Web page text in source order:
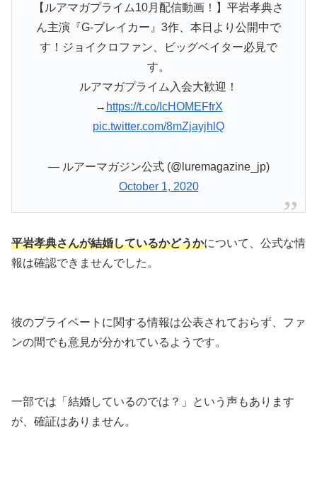
【ルアマガプライム10月配信動画！】平岩孝典さ
ん主演『G-ブレイカー』3作、本日より公開中で
す！ジョイクロファン、ビッグベイター必見で
す。
ルアマガプライム入会大歓迎！
→ https://t.co/IcHOMEFfrX
pic.twitter.com/8mZjayjhlQ
— ルアーマガジン公式 (@luremagazine_jp)
October 1, 2020
平岩孝典さんが結婚しているかどうかについて、公式な情
報は確認できませんでした。
彼のプライベートに関する情報は公表されておらず、ファ
ンの間でも意見が分かれているようです。
一部では「結婚しているのでは？」という声もあります
が、確証はありません。